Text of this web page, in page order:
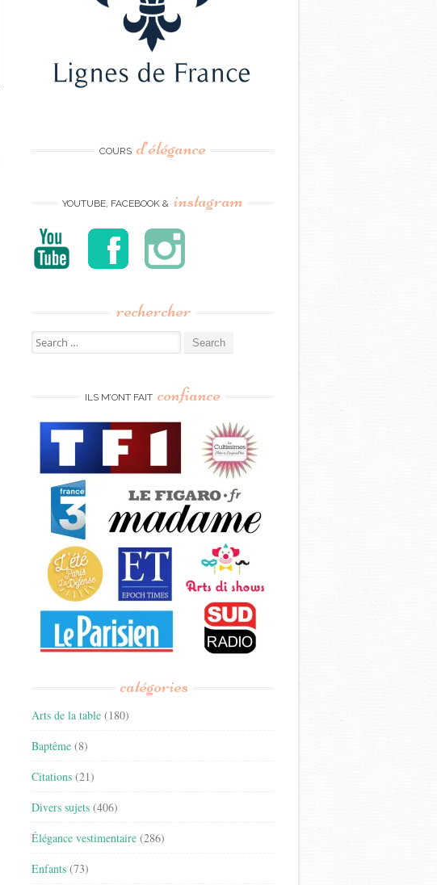
COURS d’élégance
YOUTUBE, FACEBOOK & instagram
rechercher
Search
for:
ILS M’ONT FAIT confiance
catégories
Arts de la table (180)
Baptême (8)
Citations (21)
Divers sujets (406)
Élégance vestimentaire (286)
Enfants (73)